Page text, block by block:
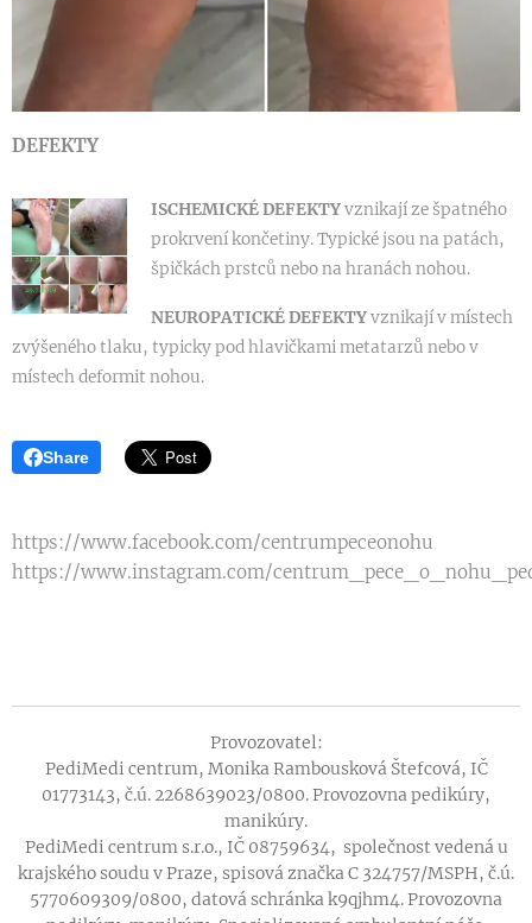
DEFEKTY
ISCHEMICKÉ DEFEKTYvznikají ze špatného
prokrvení končetiny. Typické jsou na patách,
špičkách prstců nebo na hranách nohou.
NEUROPATICKÉ DEFEKTYvznikají v místech
zvýšeného tlaku, typicky pod hlavičkami metatarzů nebo v
místech deformit nohou.
Share
https://www.facebook.com/centrumpeceonohu
https://www.instagram.com/
Provozovatel:
PediMedi centrum, Monika Rambousková Štefcová, IČ
01773143, č.ú. 2268639023/0800. Provozovna pedikúry,
manikúry.
PediMedi centrum s.r.o., IČ 08759634, společnost vedená u
krajského soudu v Praze, spisová značka C 324757/MSPH, č.ú.
5770609309/0800, datová schránka k9qjhm4. Provozovna